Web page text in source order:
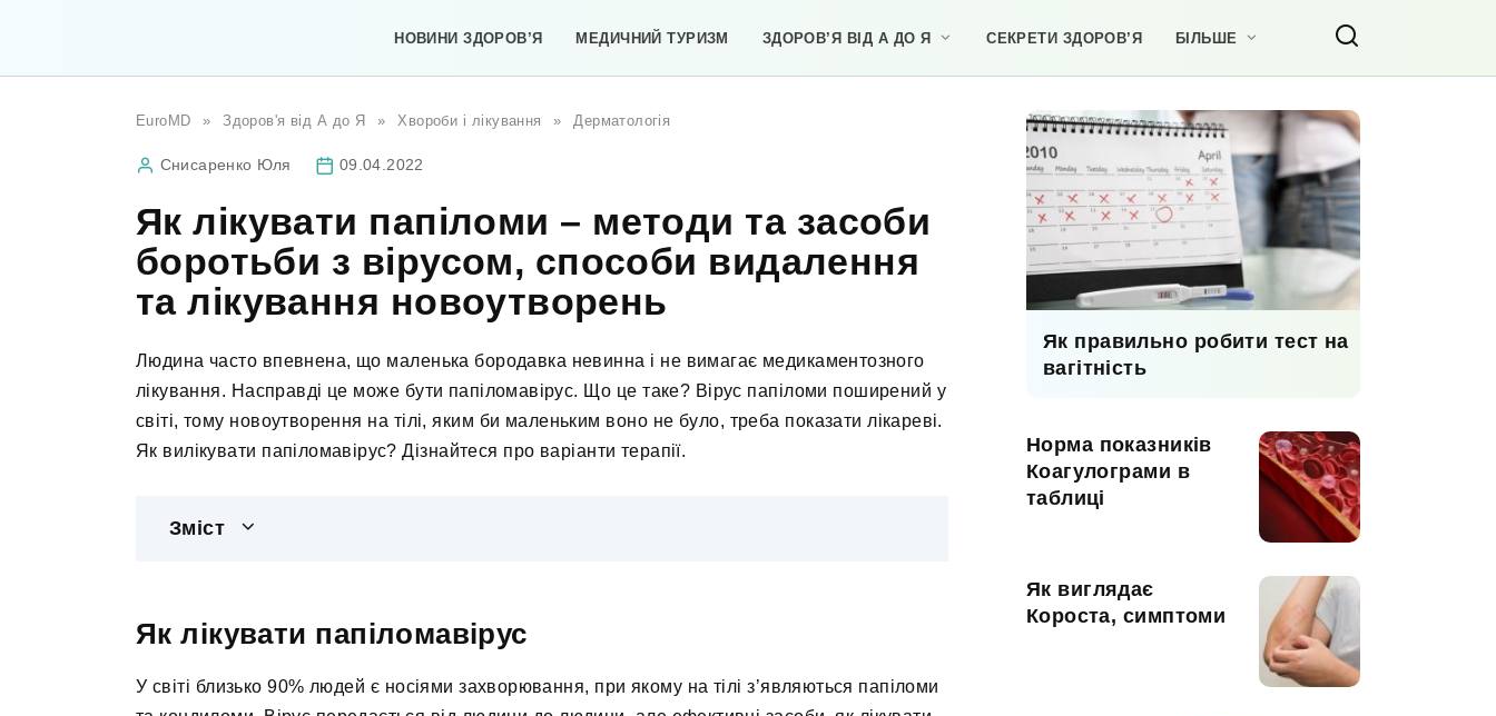
НОВИНИ ЗДОРОВ’Я МЕДИЧНИЙ ТУРИЗМ ЗДОРОВ’Я ВІД А ДО Я СЕКРЕТИ ЗДОРОВ’Я БІЛЬШЕ
EuroMD » Здоров'я від А до Я » Хвороби і лікування » Дерматологія
Снисаренко Юля 09.04.2022
Як лікувати папіломи – методи та засоби
боротьби з вірусом, способи видалення
та лікування новоутворень
Людина часто впевнена, що маленька бородавка невинна і не вимагає медикаментозного
лікування. Насправді це може бути папіломавірус. Що це таке? Вірус папіломи поширений у
світі, тому новоутворення на тілі, яким би маленьким воно не було, треба показати лікареві.
Як вилікувати папіломавірус? Дізнайтеся про варіанти терапії.
Зміст
Як лікувати папіломавірус
У світі близько 90% людей є носіями захворювання, при якому на тілі з’являються папіломи
Як правильно робити тест на
вагітність
Норма показників
Коагулограми в
таблиці
Як виглядає
Короста, симптоми